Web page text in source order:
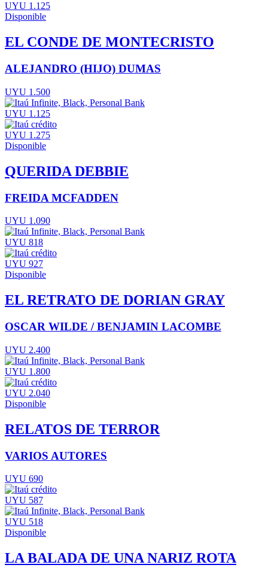
UYU 1.125
Disponible
EL CONDE DE MONTECRISTO
ALEJANDRO (HIJO) DUMAS
UYU 1.500
UYU 1.125
UYU 1.275
Disponible
QUERIDA DEBBIE
FREIDA MCFADDEN
UYU 1.090
UYU 818
UYU 927
Disponible
EL RETRATO DE DORIAN GRAY
OSCAR WILDE / BENJAMIN LACOMBE
UYU 2.400
UYU 1.800
UYU 2.040
Disponible
RELATOS DE TERROR
VARIOS AUTORES
UYU 690
UYU 587
UYU 518
Disponible
LA BALADA DE UNA NARIZ ROTA